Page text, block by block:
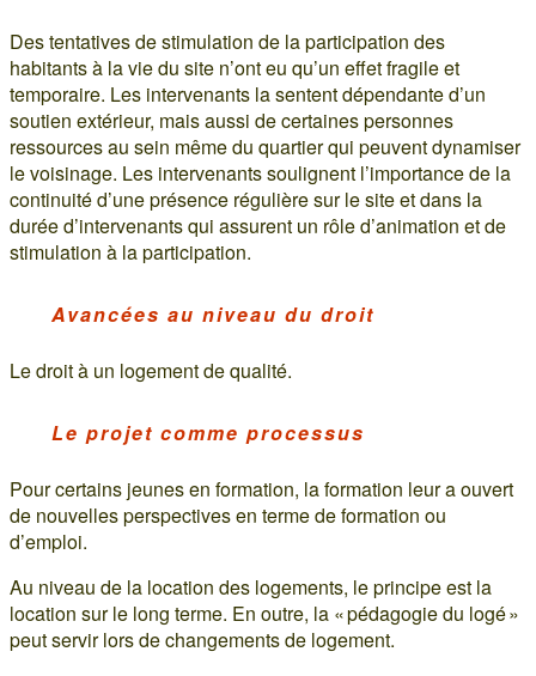
Des tentatives de stimulation de la participation des
habitants à la vie du site n’ont eu qu’un effet fragile et
temporaire. Les intervenants la sentent dépendante d’un
soutien extérieur, mais aussi de certaines personnes
ressources au sein même du quartier qui peuvent dynamiser
le voisinage. Les intervenants soulignent l’importance de la
continuité d’une présence régulière sur le site et dans la
durée d’intervenants qui assurent un rôle d’animation et de
stimulation à la participation.
Avancées au niveau du droit
Le droit à un logement de qualité.
Le projet comme processus
Pour certains jeunes en formation, la formation leur a ouvert
de nouvelles perspectives en terme de formation ou
d’emploi.
Au niveau de la location des logements, le principe est la
location sur le long terme. En outre, la « pédagogie du logé »
peut servir lors de changements de logement.